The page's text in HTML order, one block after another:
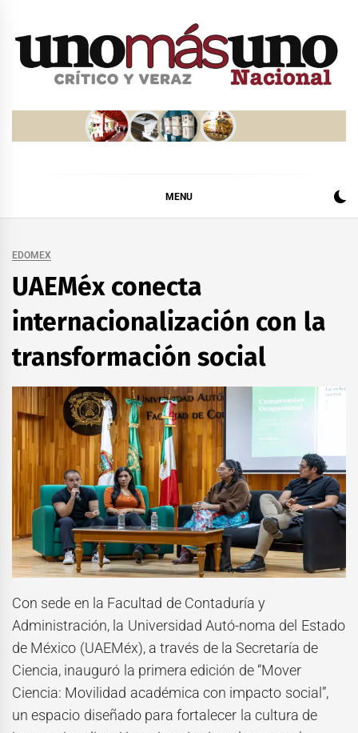
MENU
EDOMEX
UAEMéx conecta
internacionalización con la
transformación social
Con sede en la Facultad de Contaduría y
Administración, la Universidad Autó-noma del Estado
de México (UAEMéx), a través de la Secretaría de
Ciencia, inauguró la primera edición de “Mover
Ciencia: Movilidad académica con impacto social”,
un espacio diseñado para fortalecer la cultura de